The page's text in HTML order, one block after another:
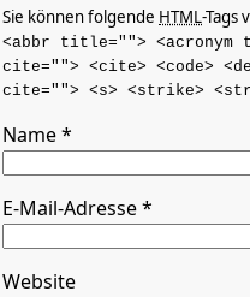
Sie können folgende HTML-Tags
<abbr title=""> <acronym
cite=""> <cite> <code>
cite=""> <s> <strike>
Name*
E-Mail-Adresse*
Website